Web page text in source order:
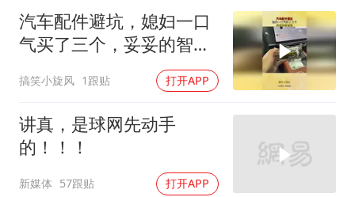
男子被沙蜇蜇伤5小时后呼吸困难
挡“张雪机车”民进党当局怕什么
灌溉水坝被隔成鱼塘 村民投诉20余年
奋力开创中国式现代化建设新局面
汽车配件避坑，媳妇一口
气买了三个，妥妥的智商
搞笑小旋风 1跟贴 打开APP
讲真，是球网先动手
的！！！
新媒体 57跟贴 打开APP